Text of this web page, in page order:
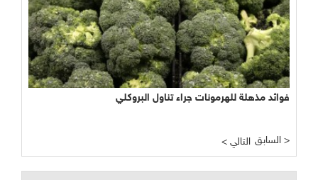
فوائد مذهلة للهرمونات جراء تناول البروكلي
< التالي السابق >